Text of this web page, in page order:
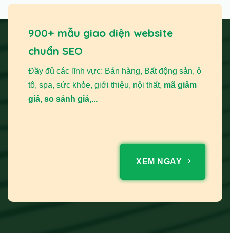
900+ mẫu giao diện website
chuẩn SEO
Đầy đủ các lĩnh vực: Bán hàng, Bất động sản, ô
tô, spa, sức khỏe, giới thiệu, nội thất, mã giảm
giá, so sánh giá,...
XEM NGAY